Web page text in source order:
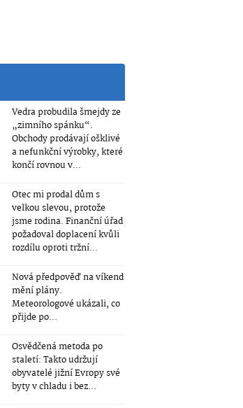
Vedra probudila šmejdy ze
„zimního spánku“.
Obchody prodávají ošklivé
a nefunkční výrobky, které
končí rovnou v...
Otec mi prodal dům s
velkou slevou, protože
jsme rodina. Finanční úřad
požadoval doplacení kvůli
rozdílu oproti tržní...
Nová předpověď na víkend
mění plány.
Meteorologové ukázali, co
přijde po...
Osvědčená metoda po
staletí: Takto udržují
obyvatelé jižní Evropy své
byty v chladu i bez...